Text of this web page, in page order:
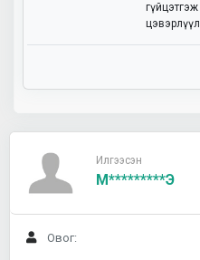
Илгээсэн
М*********э
Овог: